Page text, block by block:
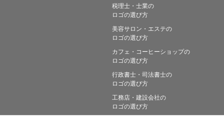
税理士・士業の
ロゴの選び方
美容サロン・エステの
ロゴの選び方
カフェ・コーヒーショップの
ロゴの選び方
行政書士・司法書士の
ロゴの選び方
工務店・建設会社の
ロゴの選び方